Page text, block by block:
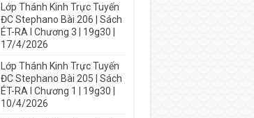
Lớp Thánh Kinh Trực Tuyến
ĐC Stephano Bài 206 | Sách
ÉT-RA I Chương 3 | 19g30 |
17/4/2026
Lớp Thánh Kinh Trực Tuyến
ĐC Stephano Bài 205 | Sách
ÉT-RA I Chương 1 | 19g30 |
10/4/2026